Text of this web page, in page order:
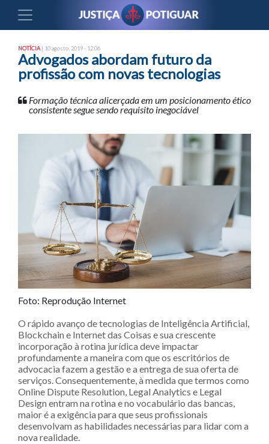
NOTÍCIA | 10 agosto, 2019 - 12:06
Advogados abordam futuro da
profissão com novas tecnologias
Formação técnica alicerçada em um posicionamento ético
consistente segue sendo requisito inegociável
Foto: Reprodução Internet
O rápido avanço de tecnologias de Inteligência Artificial,
Blockchain e Internet das Coisas e sua crescente
incorporação à rotina jurídica deve impactar
profundamente a maneira com que os escritórios de
advocacia fazem a gestão e a entrega de sua oferta de
serviços. Consequentemente, à medida que termos como
Online Dispute Resolution, Legal Analytics e Legal
Design entram na rotina e no vocabulário das bancas,
maior é a exigência para que seus profissionais
desenvolvam as habilidades necessárias para lidar com a
nova realidade.